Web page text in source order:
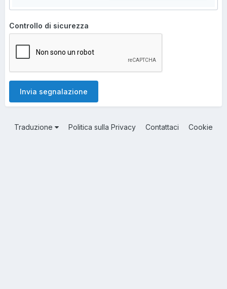
Controllo di sicurezza
Invia segnalazione
Traduzione Politica sulla Privacy Contattaci Cookie